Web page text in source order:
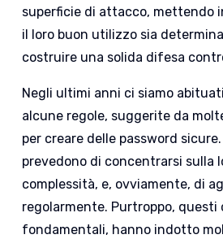
superficie di attacco, mettendo
il loro buon utilizzo sia
costruire una solida difesa
Negli ultimi anni ci siamo
alcune regole, suggerite da
per creare delle password
prevedono di concentrarsi sulla
complessità, e, ovviamente, di
regolarmente. Purtroppo, questi
fondamentali, hanno indotto